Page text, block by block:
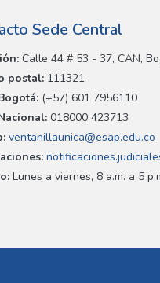
Sede Central
Calle 44 # 53 - 37, CAN,
postal: 111321
(+57) 601 7956110
018000 423713
ventanillaunica@esap.edu.co
Lunes a viernes, 8 a.m. a 5